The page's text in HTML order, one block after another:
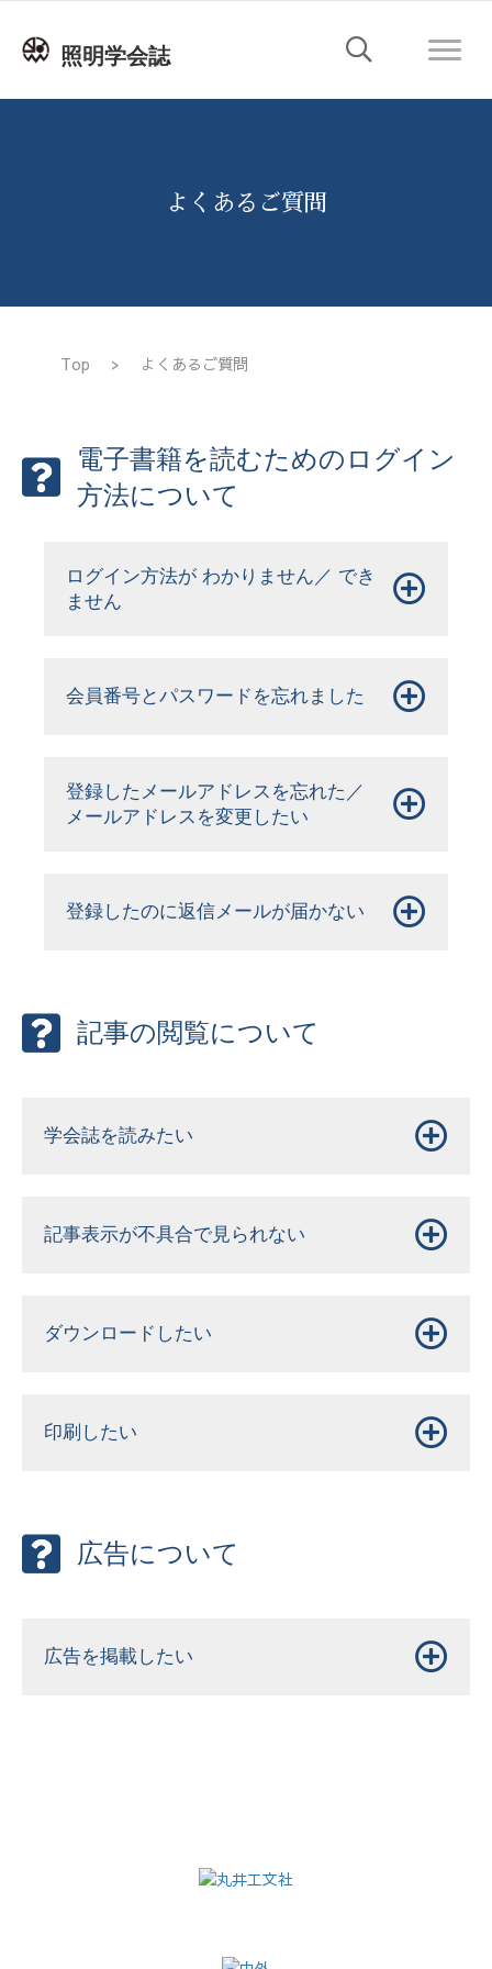
照明学会誌
よくあるご質問
Top > よくあるご質問
電子書籍を読むためのログイン
方法について
ログイン方法が わかりません／ でき
ません
会員番号とパスワードを忘れました
登録したメールアドレスを忘れた／
メールアドレスを変更したい
登録したのに返信メールが届かない
記事の閲覧について
学会誌を読みたい
記事表示が不具合で見られない
ダウンロードしたい
印刷したい
広告について
広告を掲載したい